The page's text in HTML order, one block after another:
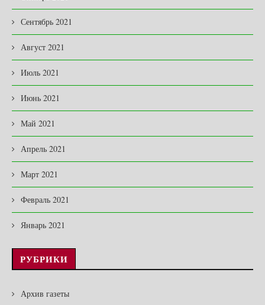
Сентябрь 2021
Август 2021
Июль 2021
Июнь 2021
Май 2021
Апрель 2021
Март 2021
Февраль 2021
Январь 2021
РУБРИКИ
Архив газеты